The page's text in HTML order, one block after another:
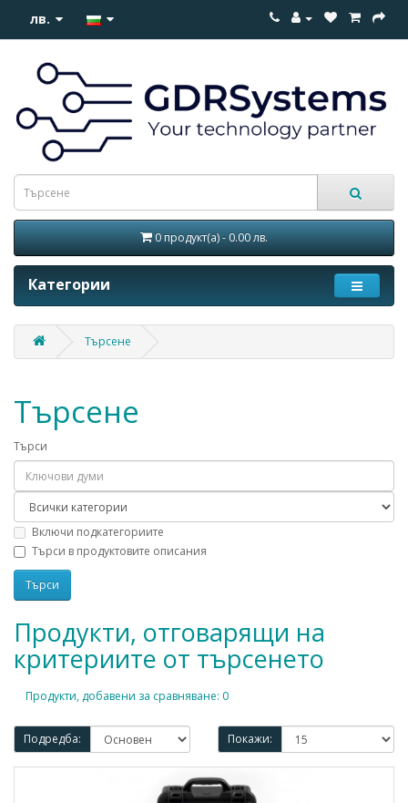
лв.
0 продукт(а) - 0.00 лв.
Категории
Търсене
Търсене
Търси
Включи подкатегориите
Търси в продуктовите описания
Продукти, отговарящи на
критериите от търсенето
Продукти, добавени за сравняване: 0
Подредба: Покажи: